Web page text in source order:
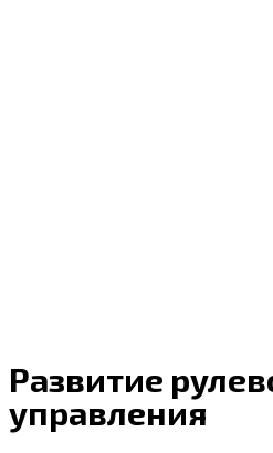
Развитие
управления